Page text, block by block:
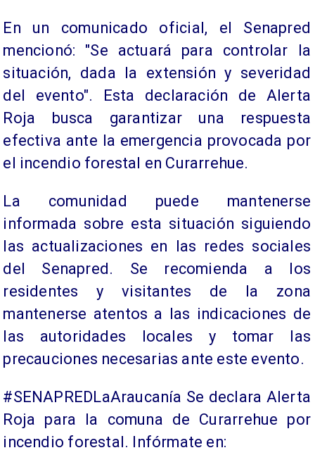
En un comunicado oficial, el Senapred
mencionó: "Se actuará para controlar la
situación, dada la extensión y severidad
del evento". Esta declaración de Alerta
Roja busca garantizar una respuesta
efectiva ante la emergencia provocada por
el incendio forestal en Curarrehue.
La comunidad puede mantenerse
informada sobre esta situación siguiendo
las actualizaciones en las redes sociales
del Senapred. Se recomienda a los
residentes y visitantes de la zona
mantenerse atentos a las indicaciones de
las autoridades locales y tomar las
precauciones necesarias ante este evento.
#SENAPREDLaAraucanía Se declara Alerta
Roja para la comuna de Curarrehue por
incendio forestal. Infórmate en: